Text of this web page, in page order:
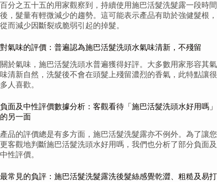
百分之五十五的用家觀察到，持續使用施巴活髮洗髮露一段時間
後，髮量有輕微減少的趨勢。這可能表示產品有助於強健髮根，
從而減少因斷裂或脆弱引起的掉髮。
對氣味的評價：普遍認為施巴活髮洗頭水氣味清新，不殘留
關於氣味，施巴活髮洗頭水普遍獲得好評。大多數用家形容其氣
味清新自然，洗髮後不會在頭髮上殘留濃烈的香氣，此特點讓很
多人喜歡。
負面及中性評價數據分析：客觀看待「施巴活髮洗頭水好用嗎」
的另一面
產品的評價總是有多方面，施巴活髮洗髮露亦不例外。為了讓您
更客觀地判斷施巴活髮洗頭水好用嗎，我們也分析了部分負面及
中性評價。
最常見的負評：施巴活髮洗髮露洗後髮絲感覺乾澀、粗糙及易打